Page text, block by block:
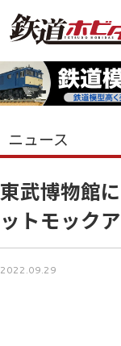
ニュース
東武博物館
ットモック
2022.09.29